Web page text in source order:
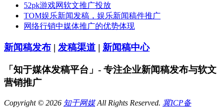
52pk游戏网软文推广投放
TOM娱乐新闻发稿，娱乐新闻稿件推广
网络行销中媒体推广的优势体现
新闻稿发布 | 发稿渠道 | 新闻稿中心
「知于媒体发稿平台」- 专注企业新闻稿发布与软文
营销推广
Copyright © 2026 知于网媒All Rights Reserved. 冀ICP备